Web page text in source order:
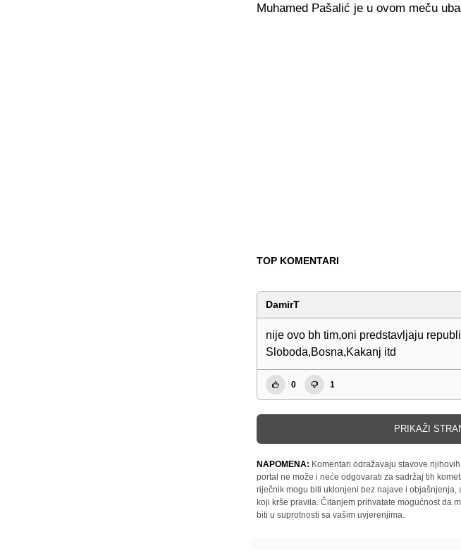
Muhamed Pašalić je u ovom meču
TOP KOMENTARI
DamirT
nije ovo bh tim,oni predstavljaju
Sloboda,Bosna,Kakanj itd
0 1
PRIKAŽI
NAPOMENA: Komentari odražavaju stavove
portal ne može i neće odgovarati za sadržaj tih
riječnik mogu biti uklonjeni bez najave i objašnjenja,
koji krše pravila. Čitanjem prihvatate mogućnost da
biti u suprotnosti sa vašim uvjerenjima.